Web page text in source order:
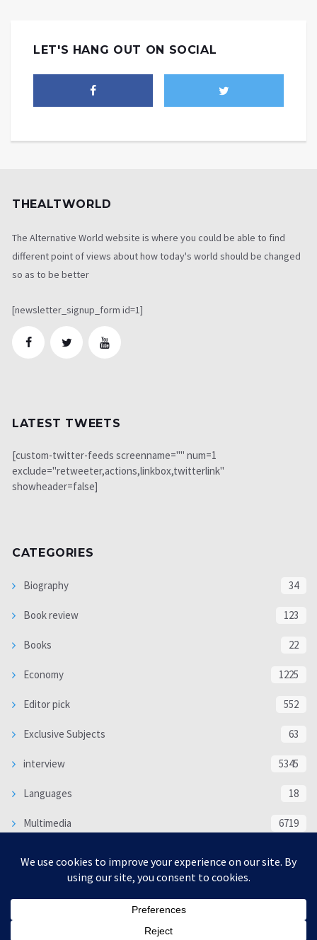
LET'S HANG OUT ON SOCIAL
THEALTWORLD
The Alternative World website is where you could be able to find
different point of views about how today's world should be changed
so as to be better
[newsletter_signup_form id=1]
LATEST TWEETS
[custom-twitter-feeds screenname="" num=1
exclude="retweeter,actions,linkbox,twitterlink"
showheader=false]
CATEGORIES
Biography 34
Book review 123
Books 22
Economy 1225
Editor pick 552
Exclusive Subjects 63
interview 5345
Languages 18
Multimedia 6719